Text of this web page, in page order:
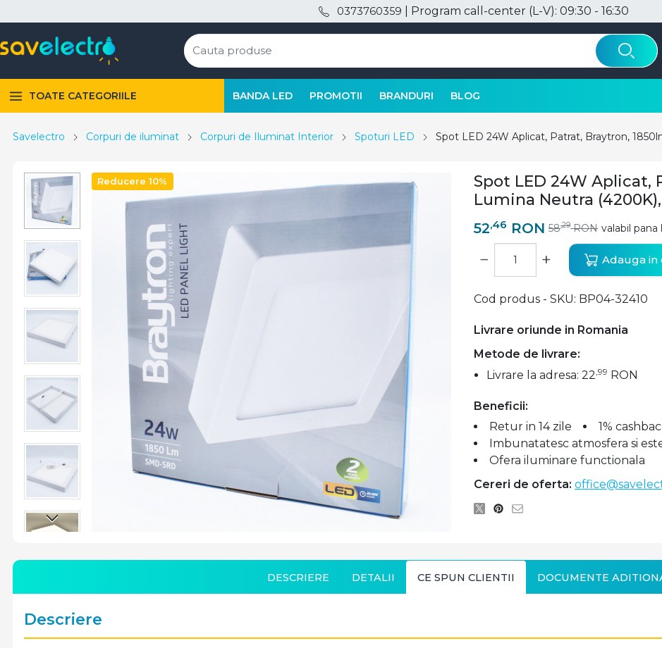
0373760359 | Program call-center (L-V): 09:30 - 16:30
TOATE CATEGORIILE BANDA LED PROMOTII BRANDURI BLOG
Savelectro Corpuri de iluminat Corpuri de Iluminat Interior Spoturi LED Spot LED 24W Aplicat, Patrat, Braytron,
Reducere 10%
Spot LED 24W Aplicat,
Lumina Neutra
52,46 RON 58,29 RON valabil pana
Livrare oriunde in Romania
Cod produs - SKU BP04-32410
Metode de livrare:
Livrare la adresa: 22,99 RON
− + Adauga in
Beneficii:
Retur in 14 zile
1%
Imbunatatesc atmosfera si
Ofera iluminare functionala
Cereri de oferta:
DESCRIERE DETALII CE SPUN CLIENTII DOCUMENTE
Descriere